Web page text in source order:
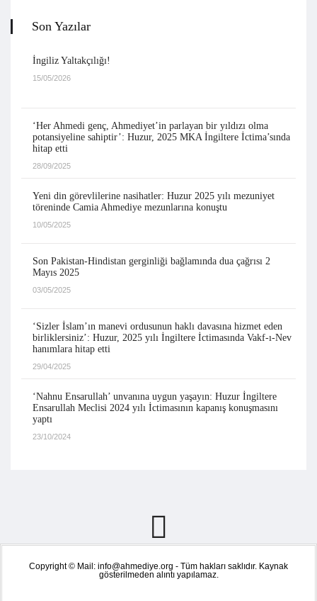
Son Yazılar
İngiliz Yaltakçılığı!
15/05/2026
‘Her Ahmedi genç, Ahmediyet’in parlayan bir yıldızı olma
potansiyeline sahiptir’: Huzur, 2025 MKA İngiltere İctima’sında
hitap etti
28/09/2025
Yeni din görevlilerine nasihatler: Huzur 2025 yılı mezuniyet
töreninde Camia Ahmediye mezunlarına konuştu
10/05/2025
Son Pakistan-Hindistan gerginliği bağlamında dua çağrısı 2
Mayıs 2025
03/05/2025
‘Sizler İslam’ın manevi ordusunun haklı davasına hizmet eden
birliklersiniz’: Huzur, 2025 yılı İngiltere İctimasında Vakf-ı-Nev
hanımlara hitap etti
29/04/2025
‘Nahnu Ensarullah’ unvanına uygun yaşayın: Huzur İngiltere
Ensarullah Meclisi 2024 yılı İctimasının kapanış konuşmasını
yaptı
23/10/2024
Copyright © Mail: info@ahmediye.org - Tüm hakları saklıdır. Kaynak
gösterilmeden alıntı yapılamaz.